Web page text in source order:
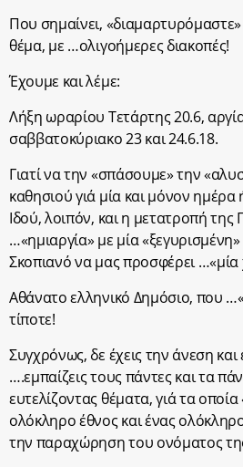
Που σημαίνει, «διαμαρτυρόμαστε»
θέμα, με …ολιγοήμερες διακοπές!
Έχουμε και λέμε:
Λήξη ωραρίου Τετάρτης 20.6,
σαββατοκύριακο 23 και 24.6.18.
Γιατί να την «σπάσουμε» την
καθησιού γιά μία και μόνον
Ιδού, λοιπόν, και η μετατροπή
…«ημιαργία» με μία
Σκοπιανό να μας προσφέρει
Αθάνατο ελληνικό Δημόσιο, που
τίποτε!
Συγχρόνως, δε έχεις την άνεση και
….εμπαίζεις τους πάντες και τα
ευτελίζοντας θέματα, γιά τα οποία
ολόκληρο έθνος και ένας
την παραχώρηση του ονόματος